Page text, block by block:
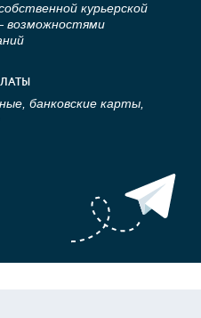
курьерской
возможностями
банковские карты,